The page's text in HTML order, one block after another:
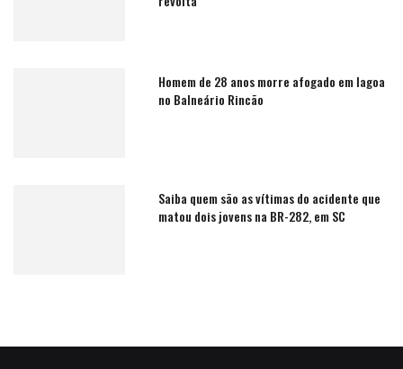
Homem de 28 anos morre afogado em lagoa
no Balneário Rincão
Saiba quem são as vítimas do acidente que
matou dois jovens na BR-282, em SC